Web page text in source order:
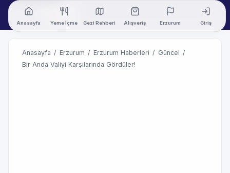
Anasayfa Yeme İçme Gezi Rehberi Alışveriş Erzurum Giriş
Anasayfa / Erzurum / Erzurum Haberleri / Güncel /
Bir Anda Valiyi Karşılarında Gördüler!